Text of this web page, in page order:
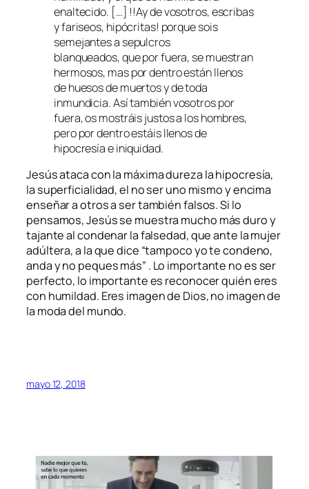
enaltecido. […] !!Ay de vosotros, escribas
y fariseos, hipócritas! porque sois
semejantes a sepulcros
blanqueados, que por fuera, se muestran
hermosos, mas por dentro están llenos
de huesos de muertos y de toda
inmundicia.Así también vosotros por
fuera, os mostráis justos a los hombres,
pero por dentro estáis llenos de
hipocresía e iniquidad.
Jesús ataca con la máxima dureza la hipocresía,
la superficialidad, el no ser uno mismo y encima
enseñar a otros a ser también falsos. Si lo
pensamos, Jesús se muestra mucho más duro y
tajante al condenar la falsedad, que ante la mujer
adúltera, a la que dice “tampoco yo te condeno,
anda y no peques más” . Lo importante no es ser
perfecto, lo importante es reconocer quién eres
con humildad. Eres imagen de Dios, no imagen de
la moda del mundo.
mayo 12, 2018